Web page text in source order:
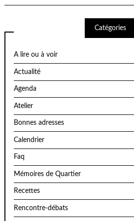
Catégories
A lire ou à voir
Actualité
Agenda
Atelier
Bonnes adresses
Calendrier
Faq
Mémoires de Quartier
Recettes
Rencontre-débats